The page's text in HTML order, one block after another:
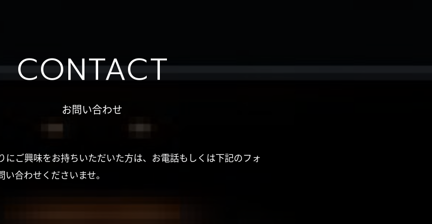
CONTACT
お問い合わせ
にご興味をお持ちいただいた方は、お電話もしくは下記のフォ
合わせくださいませ。